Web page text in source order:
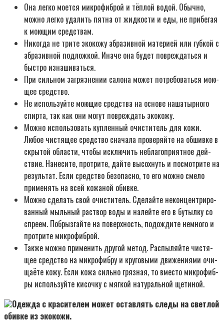
Она лег­ко моет­ся мик­ро­фиб­рой и тёп­лой водой. Обыч­но,
мож­но лег­ко уда­лить пят­на от жид­ко­сти и еды, не при­бе­гая
к мою­щим сред­ствам.
Нико­гда не три­те эко­ко­жу абра­зив­ной мате­ри­ей или губ­кой с
абра­зив­ной под­лож­кой. Ина­че она будет повре­ждать­ся и
быст­ро изна­ши­вать­ся.
При силь­ном загряз­не­нии сало­на может потре­бо­вать­ся мою­
щее сред­ство.
Не исполь­зуй­те мою­щие сред­ства на осно­ве наша­тыр­но­го
спир­та, так как они могут повре­ждать эко­ко­жу.
Мож­но исполь­зо­вать куп­лен­ный очи­сти­тель для кожи.
Любое чистя­щее сред­ство сна­ча­ла про­ве­ряй­те на обшив­ке в
скры­той обла­сти, что­бы исклю­чить небла­го­при­ят­ное дей­
ствие. Нане­си­те, про­три­те, дай­те высох­нуть и посмот­ри­те на
резуль­тат. Если сред­ство без­опас­но, то его мож­но сме­ло
при­ме­нять на всей кожа­ной обив­ке.
Мож­но сде­лать свой очи­сти­тель. Сде­лай­те некон­цен­три­ро­
ван­ный мыль­ный рас­твор воды и налей­те его в бутыл­ку со
спре­ем. Побрыз­гай­те на поверх­ность, подо­жди­те немно­го и
про­три­те мик­ро­фиб­рой.
Так­же мож­но при­ме­нить дру­гой метод. Рас­пы­ляй­те чистя­
щее сред­ство на мик­ро­фиб­ру и кру­го­вы­ми дви­же­ни­я­ми очи­
ща­ё­те кожу. Если кожа силь­но гряз­ная, то вме­сто мик­ро­фиб­
ры исполь­зуй­те кисоч­ку с мяг­кой нату­раль­ной щети­ной.
Одеж­да с кра­си­те­лем может остав­лять сле­ды на свет­лой
обив­ке из эко­ко­жи.